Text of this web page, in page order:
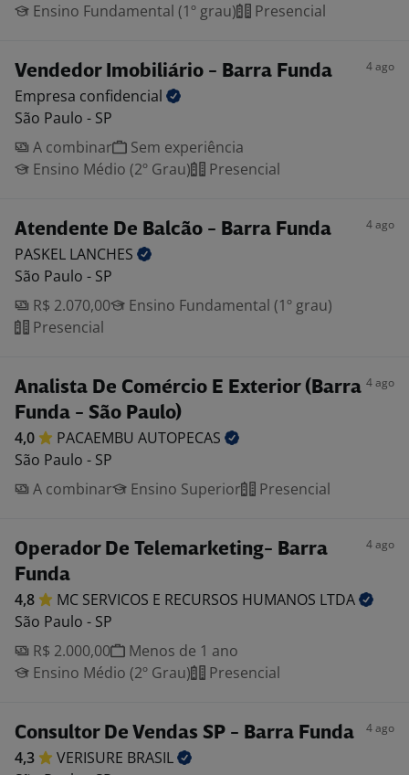
Ensino Fundamental (1º grau)
Presencial
Vendedor Imobiliário - Barra Funda 4 ago
Empresa confidencial
São Paulo - SP
A combinar
Sem experiência
Ensino Médio (2º Grau)
Presencial
Atendente De Balcão - Barra Funda 4 ago
PASKEL LANCHES
São Paulo - SP
R$ 2.070,00
Ensino Fundamental (1º grau)
Presencial
Analista De Comércio E Exterior (Barra
Funda - São Paulo)
4 ago
4,0 PACAEMBU AUTOPECAS
São Paulo - SP
A combinar
Ensino Superior Presencial
Operador De Telemarketing- Barra
Funda
4 ago
4,8 MC SERVICOS E RECURSOS HUMANOS LTDA
São Paulo - SP
R$ 2.000,00
Menos de 1 ano
Ensino Médio (2º Grau)
Presencial
Consultor De Vendas SP - Barra Funda 4 ago
4,3 VERISURE BRASIL